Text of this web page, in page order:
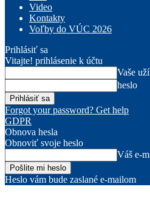
Video
Kontakty
Voľby do VÚC 2026
Prihlásiť sa
Vitajte! prihlásenie k účtu
Vaše
heslo
Forgot your password? Get help
GDPR
Obnova hesla
Obnoviť svoje heslo
Váš e-
Heslo vám bude zaslané e-mailom